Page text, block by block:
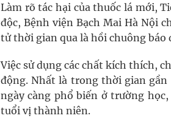
Làm rõ tác hại của thuốc lá mới,
độc, Bệnh viện Bạch Mai Hà Nội
tử thời gian qua là hồi chuông báo
Việc sử dụng các chất kích thích,
động. Nhất là trong thời gian
ngày càng phổ biến ở trường
tuổi vị thành niên.